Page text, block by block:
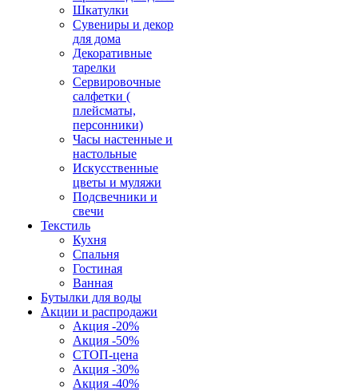
Шкатулки
Сувениры и декор
для дома
Декоративные
тарелки
Сервировочные
салфетки (
плейсматы,
персонники)
Часы настенные и
настольные
Искусственные
цветы и муляжи
Подсвечники и
свечи
Текстиль
Кухня
Спальня
Гостиная
Ванная
Бутылки для воды
Акции и распродажи
Акция -20%
Акция -50%
СТОП-цена
Акция -30%
Акция -40%